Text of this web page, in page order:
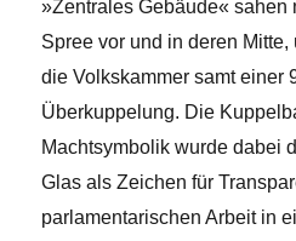
»Zentrales Gebäude« sahen
Spree vor und in deren Mitte,
die Volkskammer samt einer
Überkuppelung. Die
Machtsymbolik wurde dabei
Glas als Zeichen für
parlamentarischen Arbeit in